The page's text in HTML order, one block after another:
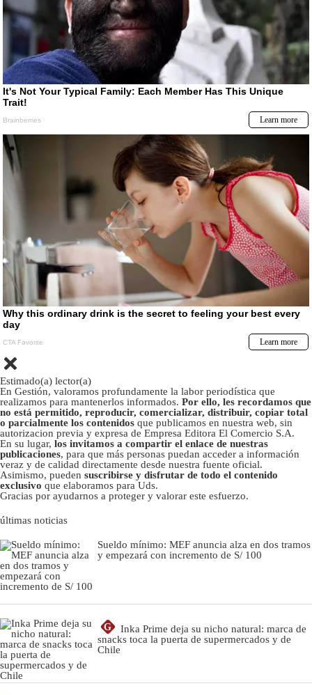
Estimado(a) lector(a)
En Gestión, valoramos profundamente la labor periodística que
realizamos para mantenerlos informados. Por ello, les recordamos que
no está permitido, reproducir, comercializar, distribuir, copiar total
o parcialmente los contenidos que publicamos en nuestra web, sin
autorizacion previa y expresa de Empresa Editora El Comercio S.A.
En su lugar, los invitamos a compartir el enlace de nuestras
publicaciones, para que más personas puedan acceder a información
veraz y de calidad directamente desde nuestra fuente oficial.
Asimismo, pueden suscribirse y disfrutar de todo el contenido
exclusivo que elaboramos para Uds.
Gracias por ayudarnos a proteger y valorar este esfuerzo.
últimas noticias
Sueldo mínimo: MEF anuncia alza en dos tramos
y empezará con incremento de S/ 100
G
Inka Prime deja su nicho natural: marca de
snacks toca la puerta de supermercados y de
Chile